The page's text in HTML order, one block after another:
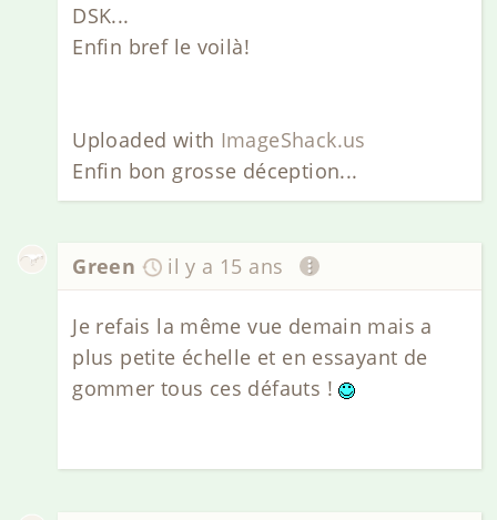
DSK...
Enfin bref le voilà!
Uploaded with ImageShack.us
Enfin bon grosse déception...
Green il y a 15 ans
Je refais la même vue demain mais a
plus petite échelle et en essayant de
gommer tous ces défauts !